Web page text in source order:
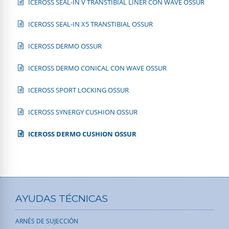
ICEROSS SEAL-IN V TRANSTIBIAL LINER CON WAVE OSSUR
ICEROSS SEAL-IN X5 TRANSTIBIAL OSSUR
ICEROSS DERMO OSSUR
ICEROSS DERMO CONICAL CON WAVE OSSUR
ICEROSS SPORT LOCKING OSSUR
ICEROSS SYNERGY CUSHION OSSUR
ICEROSS DERMO CUSHION OSSUR
AYUDAS TÉCNICAS
ARNÉS DE SUJECCIÓN